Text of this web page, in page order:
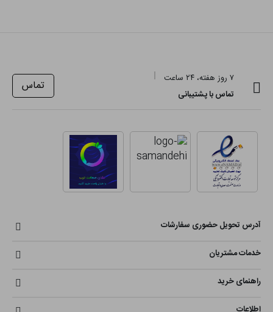
۷ روز هفته، ۲۴ ساعت
تماس با پشتیبانی
تماس
آدرس تحویل حضوری سفارشات
خدمات مشتریان
راهنمای خرید
اطلاعات